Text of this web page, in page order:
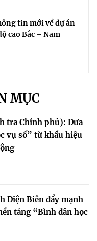
tin mới về dự án
cao Bắc – Nam
MỤC
tra Chính phủ): Đưa
vụ số” từ khẩu hiệu
Điện Biên đẩy mạnh
tảng “Bình dân học